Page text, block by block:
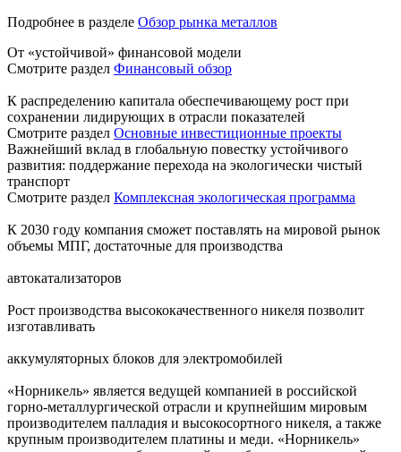
Подробнее в разделе Обзор рынка металлов
От «устойчивой» финансовой модели
Смотрите раздел Финансовый обзор
К распределению капитала обеспечивающему рост при
сохранении лидирующих в отрасли показателей
Смотрите раздел Основные инвестиционные проекты
Важнейший вклад в глобальную повестку устойчивого
развития: поддержание перехода на экологически чистый
транспорт
Смотрите раздел Комплексная экологическая программа
К 2030 году компания сможет поставлять на мировой рынок
объемы МПГ, достаточные для производства
автокатализаторов
Рост производства высококачественного никеля позволит
изготавливать
аккумуляторных блоков для электромобилей
«Норникель» является ведущей компанией в российской
горно-металлургической отрасли и крупнейшим мировым
производителем палладия и высокосортного никеля, а также
крупным производителем платины и меди. «Норникель»